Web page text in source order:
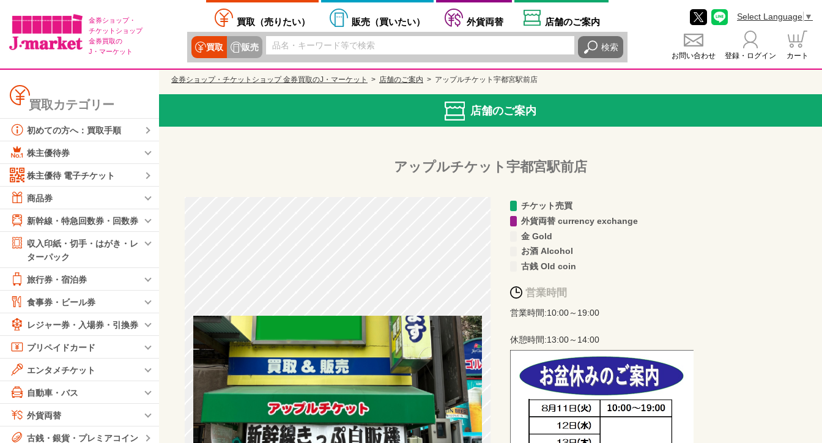
金券ショップ・
チケットショップ
金券買取の
J・マーケット
買取（売りたい） 販売（買いたい） 外貨両替 店舗のご案内
買取 販売 検索
お問い合わせ 登録・ログイン カート
Select Language ▼
買取カテゴリー
初めての方へ：買取手順
株主優待券
株主優待 電子チケット
商品券
新幹線・特急回数券・回数券
収入印紙・切手・はがき・レ
ターパック
旅行券・宿泊券
食事券・ビール券
レジャー券・入場券・引換券
プリペイドカード
エンタメチケット
自動車・バス
外貨両替
古銭・銀貨・プレミアコイン
金券ショップ・チケットショップ 金券買取のJ・マーケット 店舗のご案内 アップルチケット宇都宮駅前店
店舗のご案内
アップルチケット宇都宮駅前店
チケット売買
外貨両替 currency exchange
金 Gold
お酒 Alcohol
古銭 Old coin
営業時間
営業時間:10:00～19:00
休憩時間:13:00～14:00